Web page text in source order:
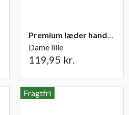
Premium læder handske Flutter
Dame lille
119,95 kr.
Fragtfri